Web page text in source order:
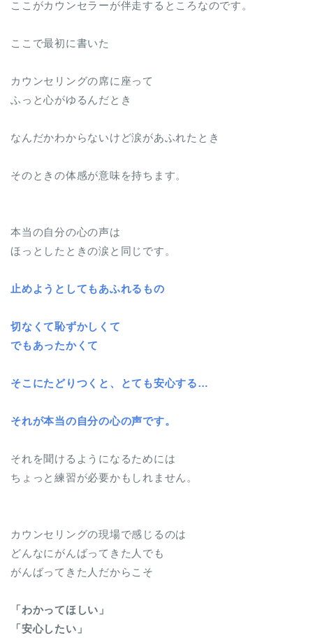
ここがカウンセラーが伴走するところなのです。
ここで最初に書いた
カウンセリングの席に座って
ふっと心がゆるんだとき
なんだかわからないけど涙があふれたとき
そのときの体感が意味を持ちます。
本当の自分の心の声は
ほっとしたときの涙と同じです。
止めようとしてもあふれるもの
切なくて恥ずかしくて
でもあったかくて
そこにたどりつくと、とても安心する…
それが本当の自分の心の声です。
それを聞けるようになるためには
ちょっと練習が必要かもしれません。
カウンセリングの現場で感じるのは
どんなにがんばってきた人でも
がんばってきた人だからこそ
「わかってほしい」
「安心したい」